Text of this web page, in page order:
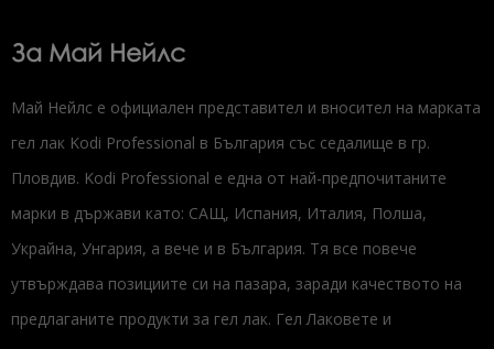
За Май Нейлс
Май Нейлс е официален представител и вносител на марката
гел лак Kodi Professional в България със седалище в гр.
Пловдив. Kodi Professional е една от най-предпочитаните
марки в държави като: САЩ, Испания, Италия, Полша,
Украйна, Унгария, а вече и в България. Тя все повече
утвърждава позициите си на пазара, заради качеството на
предлаганите продукти за гел лак. Гел Лаковете и